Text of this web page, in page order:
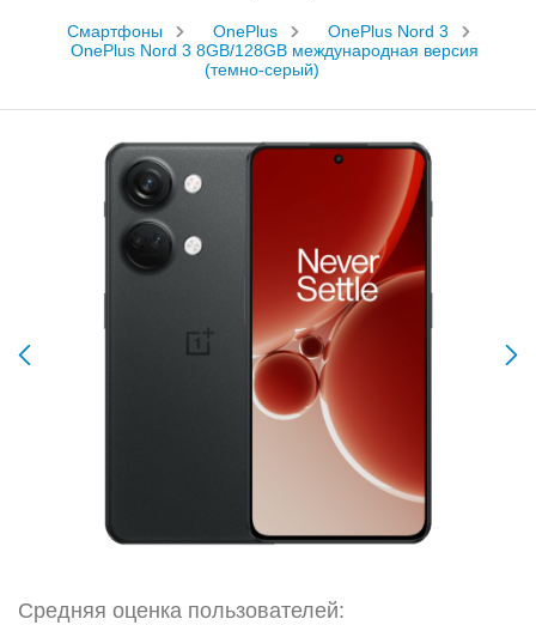
Смартфоны OnePlus
OnePlus Nord 3
OnePlus Nord 3 8GB/128GB международная версия
(темно-серый)
Средняя оценка пользователей: